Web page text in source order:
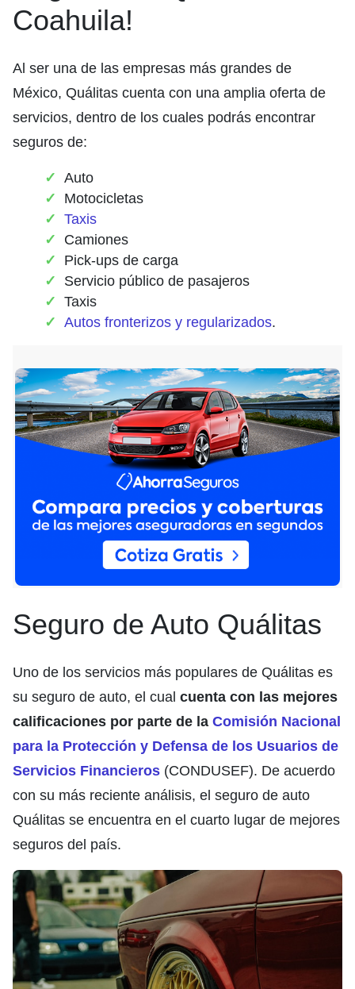
Coahuila!
Al ser una de las empresas más grandes de
México, Quálitas cuenta con una amplia oferta de
servicios, dentro de los cuales podrás encontrar
seguros de:
Auto
Motocicletas
Taxis
Camiones
Pick-ups de carga
Servicio público de pasajeros
Taxis
Autos fronterizos y regularizados.
Seguro de Auto Quálitas
Uno de los servicios más populares de Quálitas es
su seguro de auto, el cual cuenta con las mejores
calificaciones por parte de la Comisión Nacional
para la Protección y Defensa de los Usuarios de
Servicios Financieros (CONDUSEF). De acuerdo
con su más reciente análisis, el seguro de auto
Quálitas se encuentra en el cuarto lugar de mejores
seguros del país.